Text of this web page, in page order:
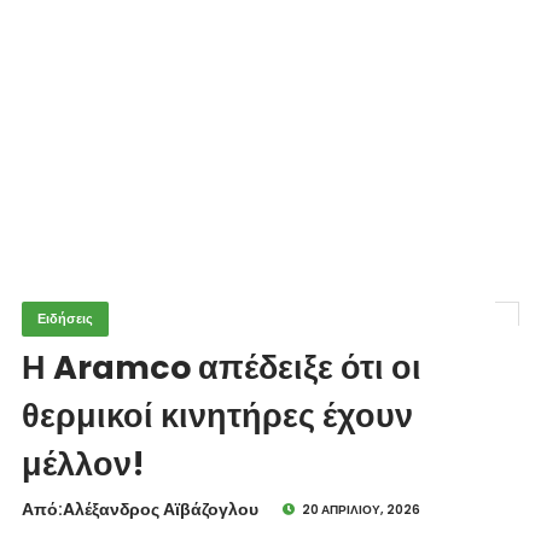
Ειδήσεις
Η Aramco απέδειξε ότι οι
θερμικοί κινητήρες έχουν
μέλλον!
Από:Aλέξανδρος Αϊβάζογλου 20 ΑΠΡΙΛΊΟΥ, 2026